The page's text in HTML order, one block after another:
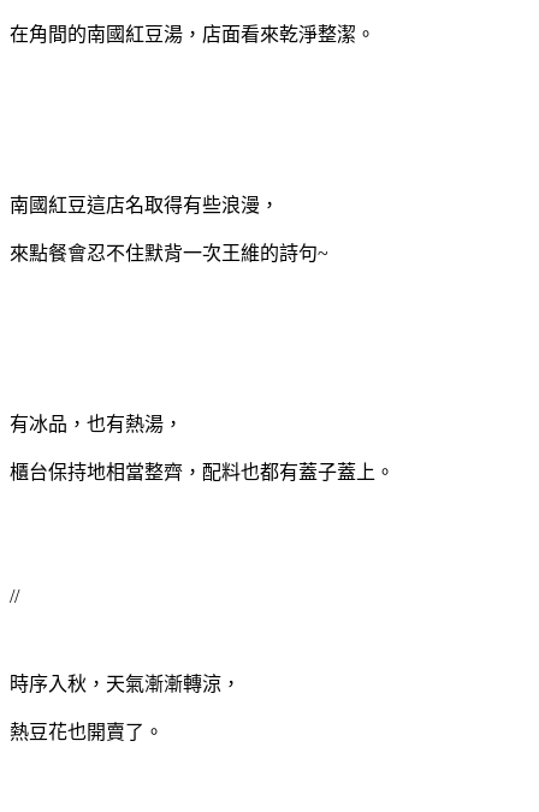
在角間的南國紅豆湯，店面看來乾淨整潔。
南國紅豆這店名取得有些浪漫，
來點餐會忍不住默背一次王維的詩句~
有冰品，也有熱湯，
櫃台保持地相當整齊，配料也都有蓋子蓋上。
//
時序入秋，天氣漸漸轉涼，
熱豆花也開賣了。